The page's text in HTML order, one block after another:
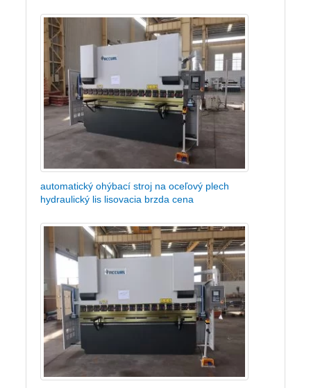
automatický ohýbací stroj na oceľový plech
hydraulický lis lisovacia brzda cena